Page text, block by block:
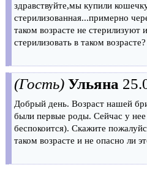
здравствуйте,мы купили
стерилизованная...примерно
таком возрасте не
стерилизовать в таком возрасте?
(Гость) Ульяна
Добрый день. Возраст нашей
были первые роды. Сейчас у нее
беспокоится). Скажите
таком возрасте и не опасно ли